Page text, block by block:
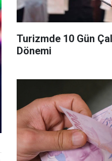
Turizmde 10 Gün
Dönemi